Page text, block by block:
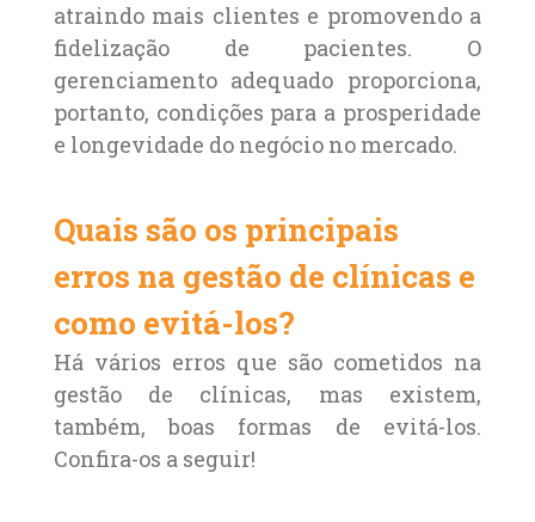
atraindo mais clientes e promovendo a
fidelização de pacientes. O
gerenciamento adequado proporciona,
portanto, condições para a prosperidade
e longevidade do negócio no mercado.
Quais são os principais
erros na gestão de clínicas e
como evitá-los?
Há vários erros que são cometidos na
gestão de clínicas, mas existem,
também, boas formas de evitá-los.
Confira-os a seguir!